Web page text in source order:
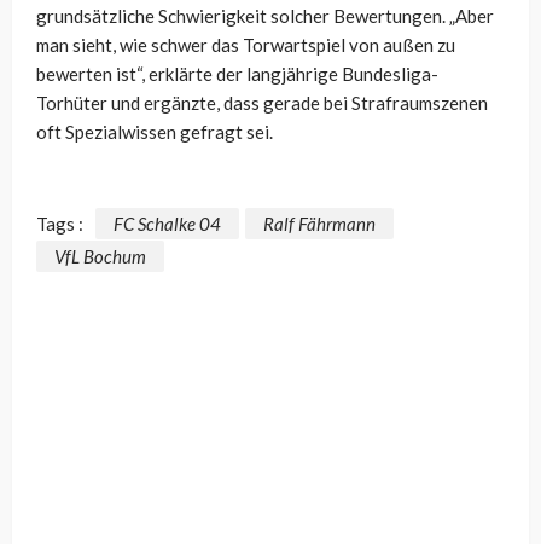
grundsätzliche Schwierigkeit solcher Bewertungen. „Aber
man sieht, wie schwer das Torwartspiel von außen zu
bewerten ist“, erklärte der langjährige Bundesliga-
Torhüter und ergänzte, dass gerade bei Strafraumszenen
oft Spezialwissen gefragt sei.
Tags : FC Schalke 04
Ralf Fährmann
VfL Bochum